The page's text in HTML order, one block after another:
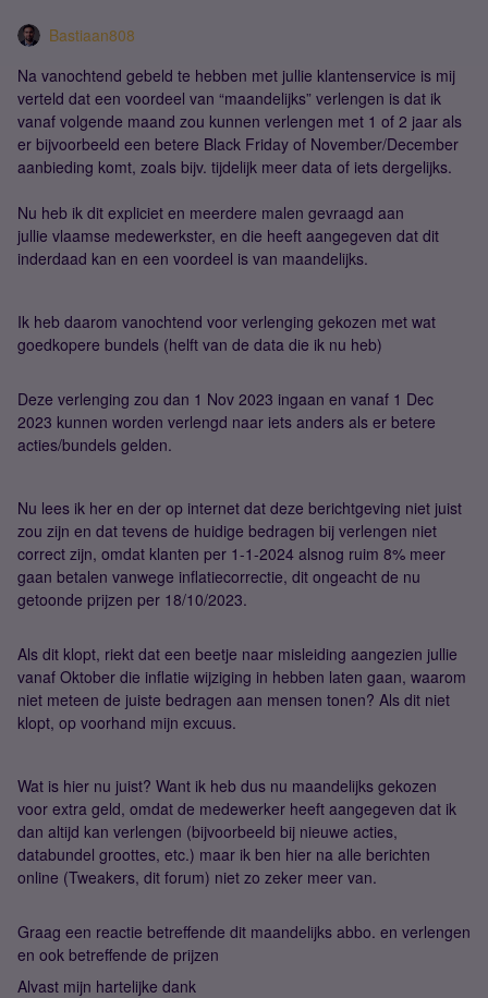
Bastiaan808
Na vanochtend gebeld te hebben met jullie klantenservice is mij
verteld dat een voordeel van “maandelijks” verlengen is dat ik
vanaf volgende maand zou kunnen verlengen met 1 of 2 jaar als
er bijvoorbeeld een betere Black Friday of November/December
aanbieding komt, zoals bijv. tijdelijk meer data of iets dergelijks.
Nu heb ik dit expliciet en meerdere malen gevraagd aan
jullie vlaamse medewerkster, en die heeft aangegeven dat dit
inderdaad kan en een voordeel is van maandelijks.
Ik heb daarom vanochtend voor verlenging gekozen met wat
goedkopere bundels (helft van de data die ik nu heb)
Deze verlenging zou dan 1 Nov 2023 ingaan en vanaf 1 Dec
2023 kunnen worden verlengd naar iets anders als er betere
acties/bundels gelden.
Nu lees ik her en der op internet dat deze berichtgeving niet juist
zou zijn en dat tevens de huidige bedragen bij verlengen niet
correct zijn, omdat klanten per 1-1-2024 alsnog ruim 8% meer
gaan betalen vanwege inflatiecorrectie, dit ongeacht de nu
getoonde prijzen per 18/10/2023.
Als dit klopt, riekt dat een beetje naar misleiding aangezien jullie
vanaf Oktober die inflatie wijziging in hebben laten gaan, waarom
niet meteen de juiste bedragen aan mensen tonen? Als dit niet
klopt, op voorhand mijn excuus.
Wat is hier nu juist? Want ik heb dus nu maandelijks gekozen
voor extra geld, omdat de medewerker heeft aangegeven dat ik
dan altijd kan verlengen (bijvoorbeeld bij nieuwe acties,
databundel groottes, etc.) maar ik ben hier na alle berichten
online (Tweakers, dit forum) niet zo zeker meer van.
Graag een reactie betreffende dit maandelijks abbo. en verlengen
en ook betreffende de prijzen
Alvast mijn hartelijke dank